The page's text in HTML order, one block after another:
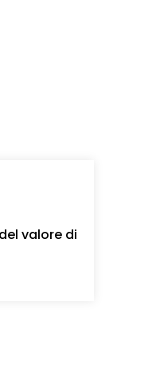
valore di